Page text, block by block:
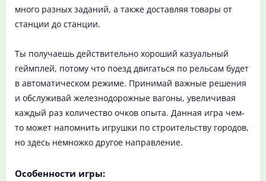
много разных заданий, а также доставляя товары от
станции до станции.
Ты получаешь действительно хороший казуальный
геймплей, потому что поезд двигаться по рельсам будет
в автоматическом режиме. Принимай важные решения
и обслуживай железнодорожные вагоны, увеличивая
каждый раз количество очков опыта. Данная игра чем-
то может напомнить игрушки по строительству городов,
но здесь немножко другое направление.
Особенности игры: